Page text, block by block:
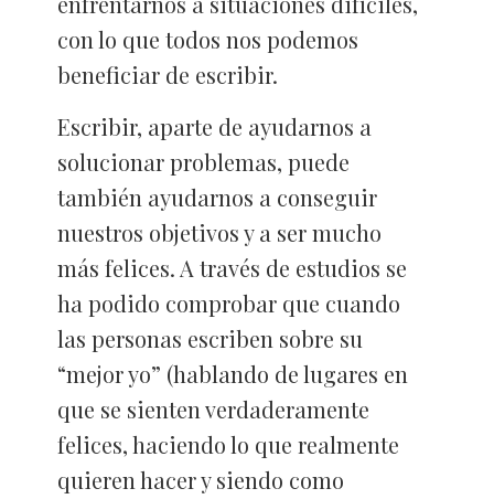
con lo que todos nos podemos
beneficiar de escribir.
Escribir, aparte de ayudarnos a
solucionar problemas, puede
también ayudarnos a conseguir
nuestros objetivos y a ser mucho
más felices. A través de estudios se
ha podido comprobar que cuando
las personas escriben sobre su
“mejor yo” (hablando de lugares en
que se sienten verdaderamente
felices, haciendo lo que realmente
quieren hacer y siendo como